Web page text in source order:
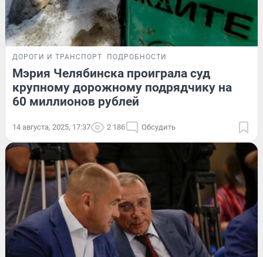
ДОРОГИ И ТРАНСПОРТ ПОДРОБНОСТИ
Мэрия Челябинска проиграла суд
крупному дорожному подрядчику на
60 миллионов рублей
14 августа, 2025, 17:37 2 186 Обсудить